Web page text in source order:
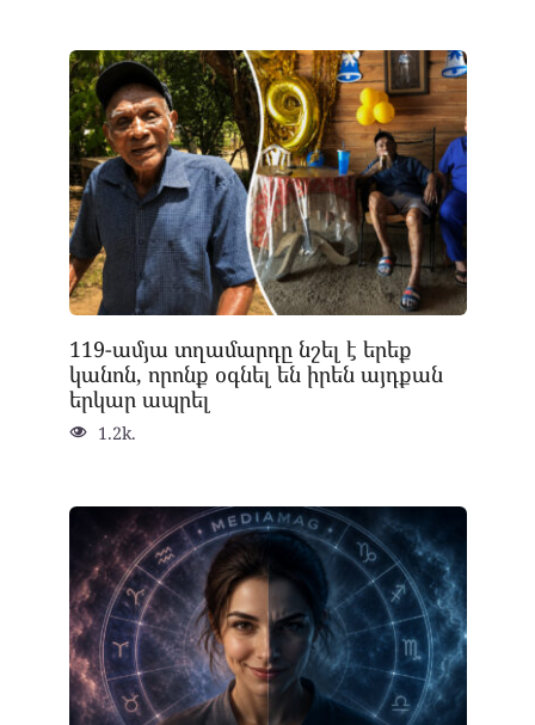
119-ամյա տղամարդը նշել է երեք
կանոն, որոնք օգնել են իրեն այդքան
երկար ապրել
1.2k.